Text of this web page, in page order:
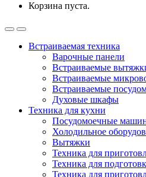
Корзина пуста.
Встраиваемая техника
Варочные панели
Встраиваемые
Встраиваемые
Встраиваемые
Духовые шкафы
Техника для кухни
Посудомоечные
Холодильное
Вытяжки
Техника для
Техника для
Техника для